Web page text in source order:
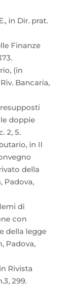
in Dir. prat.
Finanze
(in
Bancaria,
doppie
2, 5.
in Il
della
Padova,
di
con
della legge
Padova,
Rivista
299.